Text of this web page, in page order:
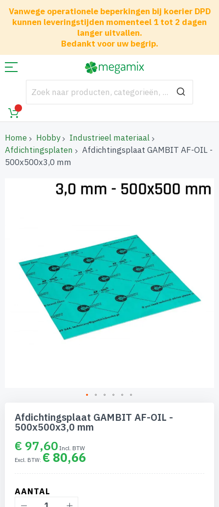
Vanwege operationele beperkingen bij koerier DPD
kunnen leveringstijden momenteel 1 tot 2 dagen
langer uitvallen.
Bedankt voor uw begrip.
Home Hobby
Industrieel materiaal
Afdichtingsplaten
Afdichtingsplaat GAMBIT AF-OIL -
500x500x3,0 mm
naar
begin
afbeeldingen-
gallerij
Afdichtingsplaat GAMBIT AF-OIL -
500x500x3,0 mm
€ 97,60
€ 80,66
AANTAL